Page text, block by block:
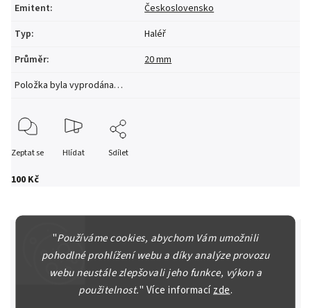
"Používáme cookies, abychom Vám umožnili
pohodlné prohlížení webu a díky analýze provozu
webu neustále zlepšovali jeho funkce, výkon a
použitelnost." Více informacízde.
100 Kč
Emitent:
Československo
Typ:
Haléř
Průměr:
20 mm
Položka byla vyprodána…
Zeptat se Hlídat Sdílet
Špičkové služby za nejlepší ceny
Náš kolektiv specialistů a znalců se Vám bude plně věnovat.